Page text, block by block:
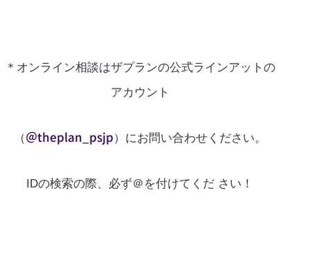
＊オンライン相談はザプランの公式ラインアットの
アカウント
（＠theplan_psjp）にお問い合わせください。
IDの検索の際、必ず＠を付けてくだ さい！